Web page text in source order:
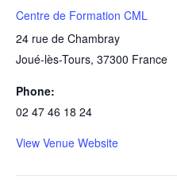
Centre de Formation CML
24 rue de Chambray
Joué-lès-Tours, 37300 France
Phone:
02 47 46 18 24
View Venue Website